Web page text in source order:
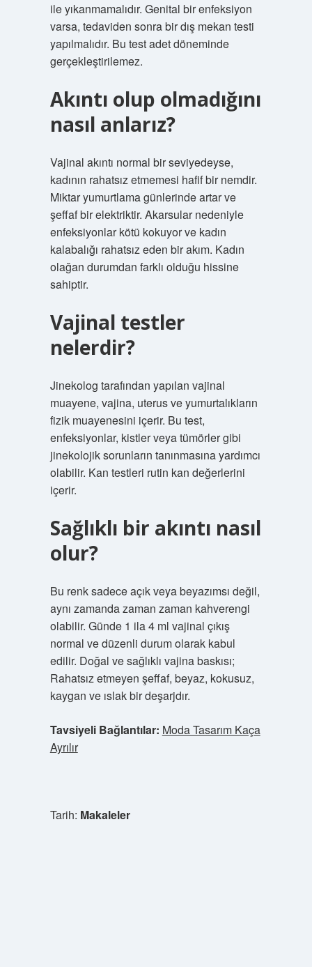
ile yıkanmamalıdır. Genital bir enfeksiyon
varsa, tedaviden sonra bir dış mekan testi
yapılmalıdır. Bu test adet döneminde
gerçekleştirilemez.
Akıntı olup olmadığını
nasıl anlarız?
Vajinal akıntı normal bir seviyedeyse,
kadının rahatsız etmemesi hafif bir nemdir.
Miktar yumurtlama günlerinde artar ve
şeffaf bir elektriktir. Akarsular nedeniyle
enfeksiyonlar kötü kokuyor ve kadın
kalabalığı rahatsız eden bir akım. Kadın
olağan durumdan farklı olduğu hissine
sahiptir.
Vajinal testler
nelerdir?
Jinekolog tarafından yapılan vajinal
muayene, vajina, uterus ve yumurtalıkların
fizik muayenesini içerir. Bu test,
enfeksiyonlar, kistler veya tümörler gibi
jinekolojik sorunların tanınmasına yardımcı
olabilir. Kan testleri rutin kan değerlerini
içerir.
Sağlıklı bir akıntı nasıl
olur?
Bu renk sadece açık veya beyazımsı değil,
aynı zamanda zaman zaman kahverengi
olabilir. Günde 1 ila 4 ml vajinal çıkış
normal ve düzenli durum olarak kabul
edilir. Doğal ve sağlıklı vajina baskısı;
Rahatsız etmeyen şeffaf, beyaz, kokusuz,
kaygan ve ıslak bir deşarjdır.
Tavsiyeli Bağlantılar: Moda Tasarım Kaça
Ayrılır
Tarih: Makaleler